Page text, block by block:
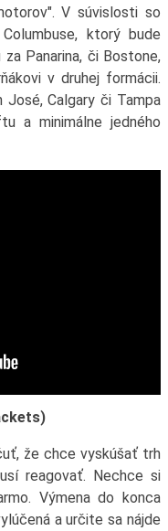
V súvislosti so
ktorý bude
Panarina, či Bostone,
v druhej formácii.
José, Calgary či Tampa
a minimálne jedného
že chce vyskúšať trh
reagovať. Nechce si
Výmena do konca
a určite sa nájde